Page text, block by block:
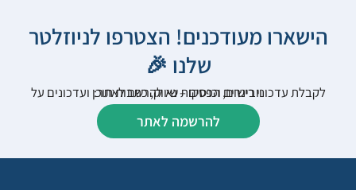
הישארו מעודכנים! הצטרפו לניוזלטר
שלנו 🎉
לקבלת עדכוני רישום, הפסקות שיווק, כתבות תוכן ועדכונים על וובינרים וכנסים – נא להרשם לאתר:
להרשמה לאתר